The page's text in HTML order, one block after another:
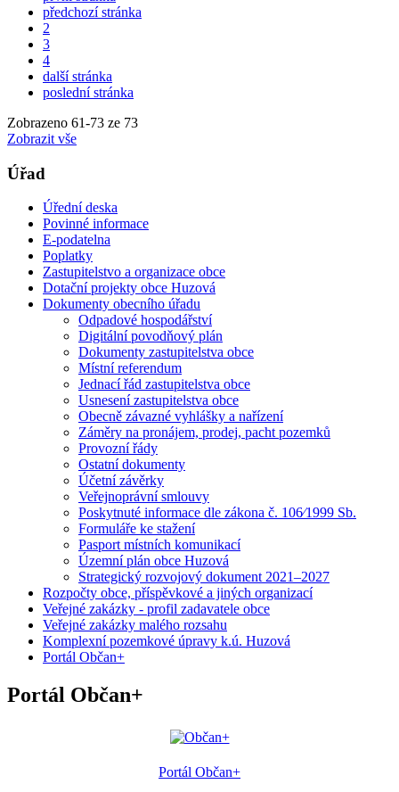
předchozí stránka
2
3
4
další stránka
poslední stránka
Zobrazeno 61-73 ze 73
Zobrazit vše
Úřad
Úřední deska
Povinné informace
E-podatelna
Poplatky
Zastupitelstvo a organizace obce
Dotační projekty obce Huzová
Dokumenty obecního úřadu
Odpadové hospodářství
Digitální povodňový plán
Dokumenty zastupitelstva obce
Místní referendum
Jednací řád zastupitelstva obce
Usnesení zastupitelstva obce
Obecně závazné vyhlášky a nařízení
Záměry na pronájem, prodej, pacht pozemků
Provozní řády
Ostatní dokumenty
Účetní závěrky
Veřejnoprávní smlouvy
Poskytnuté informace dle zákona č. 106⁄1999 Sb.
Formuláře ke stažení
Pasport místních komunikací
Územní plán obce Huzová
Strategický rozvojový dokument 2021–2027
Rozpočty obce, příspěvkové a jiných organizací
Veřejné zakázky - profil zadavatele obce
Veřejné zakázky malého rozsahu
Komplexní pozemkové úpravy k.ú. Huzová
Portál Občan+
Portál Občan+
Portál Občan+